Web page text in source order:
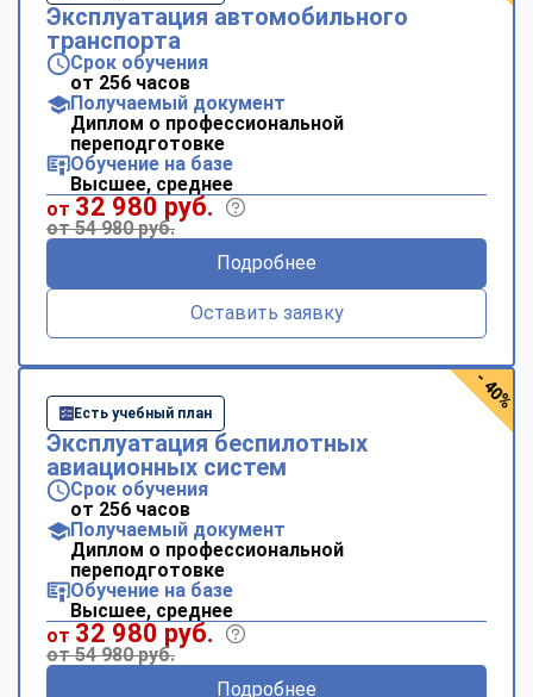
Эксплуатация автомобильного
транспорта
Срок обучения
от 256 часов
Получаемый документ
Диплом о профессиональной
переподготовке
Обучение на базе
Высшее, среднее
от 32 980 руб.
от 54 980 руб.
Подробнее
Оставить заявку
Есть учебный план
Эксплуатация беспилотных
авиационных систем
Срок обучения
от 256 часов
Получаемый документ
Диплом о профессиональной
переподготовке
Обучение на базе
Высшее, среднее
от 32 980 руб.
от 54 980 руб.
Подробнее
- 40%